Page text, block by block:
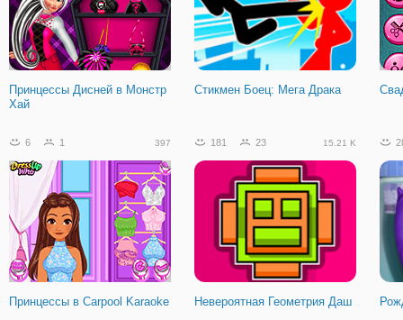
Принцессы Дисней в Монстр
Хай
Стикмен Боец: Мега Драка
6 1 397
Принцессы в Carpool Karaoke
181 23 15.21 K
Невероятная Геометрия Даш